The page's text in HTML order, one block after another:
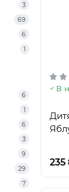
3
69
6
1
6
1
6
3
9
29
7
В
235